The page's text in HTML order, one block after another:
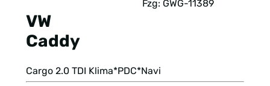
VW
Caddy
Fzg: GWG-11389
Cargo 2.0 TDI Klima*PDC*Navi